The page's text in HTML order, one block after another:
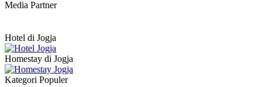
Media Partner
Hotel di Jogja
Homestay di Jogja
Kategori Populer